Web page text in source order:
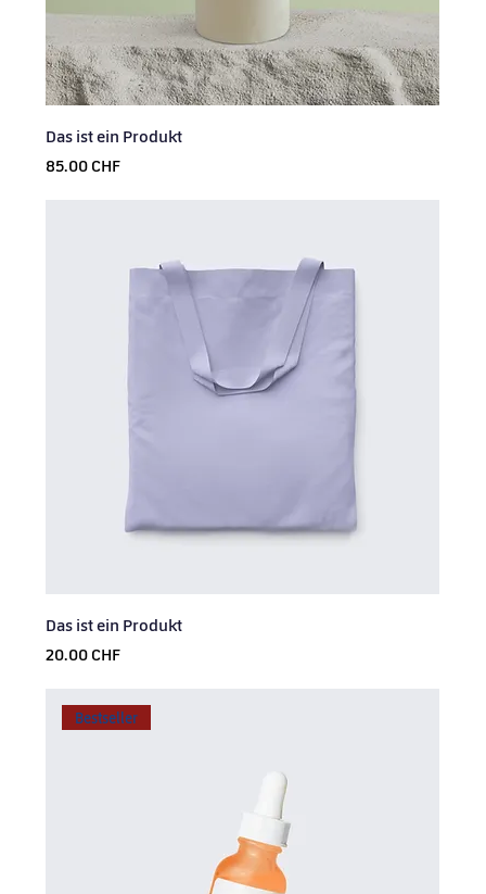
Das ist ein Produkt
Prix
85.00 CHF
Das ist ein Produkt
Prix
20.00 CHF
Bestseller